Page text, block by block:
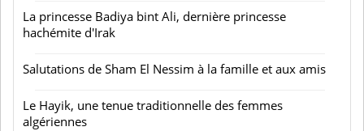
La princesse Badiya bint Ali, dernière princesse
hachémite d'Irak
Salutations de Sham El Nessim à la famille et aux amis
Le Hayik, une tenue traditionnelle des femmes
algériennes